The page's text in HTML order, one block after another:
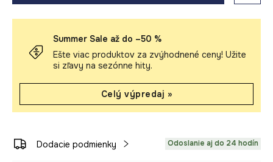
Summer Sale až do –50 %
Ešte viac produktov za zvýhodnené ceny! Užite
si zľavy na sezónne hity.
Celý výpredaj »
Dodacie podmienky Odoslanie aj do 24 hodín